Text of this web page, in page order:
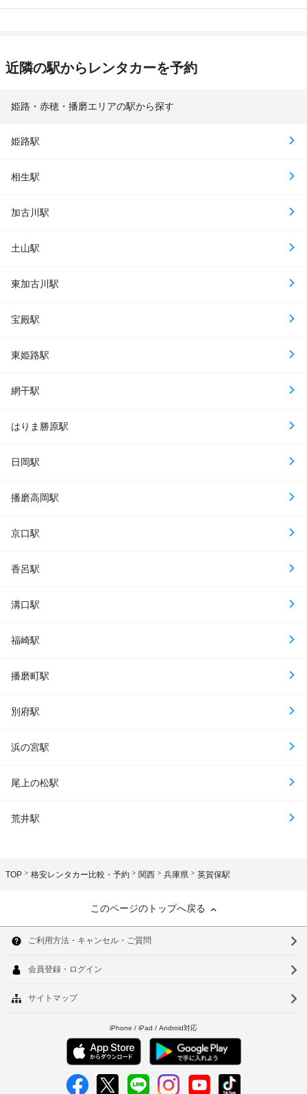
近隣の駅からレンタカーを予約
姫路・赤穂・播磨エリアの駅から探す
姫路駅
相生駅
加古川駅
土山駅
東加古川駅
宝殿駅
東姫路駅
網干駅
はりま勝原駅
日岡駅
播磨高岡駅
京口駅
香呂駅
溝口駅
福崎駅
播磨町駅
別府駅
浜の宮駅
尾上の松駅
荒井駅
TOP 格安レンタカー比較・予約 関西 兵庫県 英賀保駅
このページのトップへ戻る